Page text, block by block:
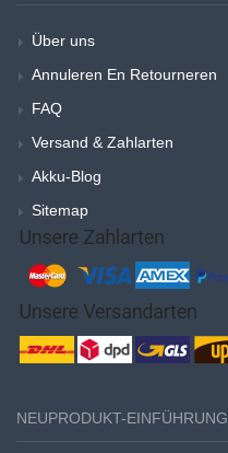
Über uns
Annuleren En Retourneren
FAQ
Versand & Zahlarten
Akku-Blog
Sitemap
NEUPRODUKT-EINFÜHRUNG